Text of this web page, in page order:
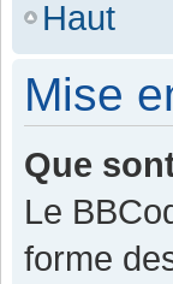
Haut
Mise
Que
Le
forme